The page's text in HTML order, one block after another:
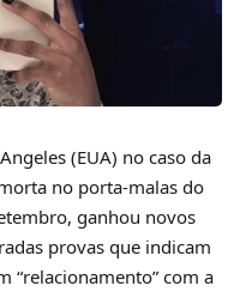
(EUA) no caso da
no porta-malas do
ganhou novos
provas que indicam
“relacionamento” com a